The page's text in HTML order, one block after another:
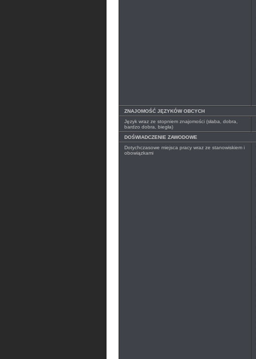
ZNAJOMOŚĆ JĘZYKÓW OBCYCH
Język wraz ze stopniem znajomości (słaba, dobra,
bardzo dobra, biegła)
DOŚWIADCZENIE ZAWODOWE
Dotychczasowe miejsca pracy wraz ze stanowiskiem i
obowiązkami